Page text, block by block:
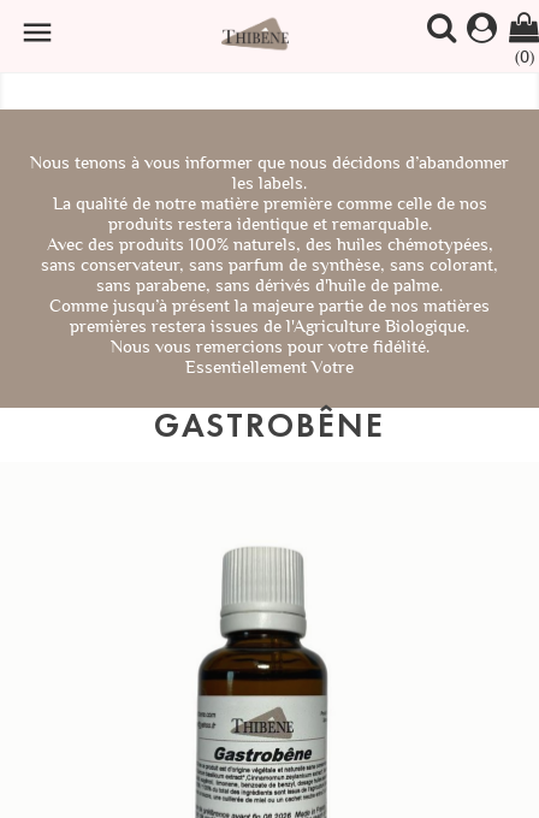

(0)
Nous tenons à vous informer que nous décidons d’abandonner
les labels.
La qualité de notre matière première comme celle de nos
produits restera identique et remarquable.
Avec des produits 100% naturels, des huiles chémotypées,
sans conservateur, sans parfum de synthèse, sans colorant,
sans parabene, sans dérivés d'huile de palme.
Comme jusqu’à présent la majeure partie de nos matières
premières restera issues de l'Agriculture Biologique.
Nous vous remercions pour votre fidélité.
Essentiellement Votre
GASTROBÊNE